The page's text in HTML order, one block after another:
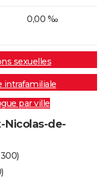
0,00 ‰
sexuelles
intrafamiliale
par ville
Nicolas-de-